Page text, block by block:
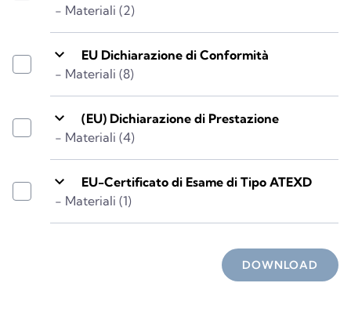
- Materiali (2)
keyboard_arrow_down
EU Dichiarazione di Conformità
- Materiali (8)
keyboard_arrow_down
(EU) Dichiarazione di Prestazione
- Materiali (4)
keyboard_arrow_down
EU-Certificato di Esame di Tipo ATEXD
- Materiali (1)
DOWNLOAD